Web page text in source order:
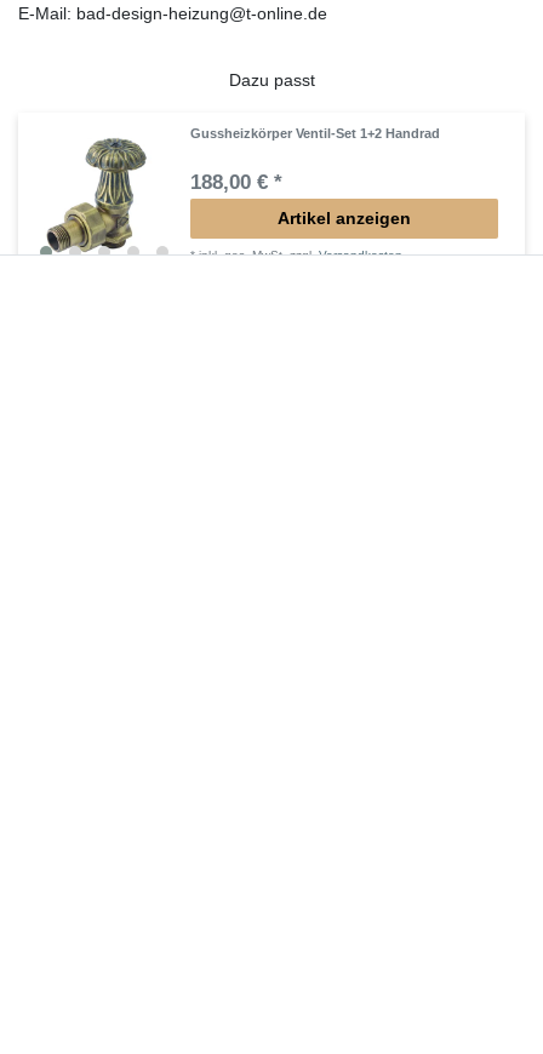
E-Mail: bad-design-heizung@t-online.de
Dazu passt
Gussheizkörper Ventil-Set 1+2 Handrad
188,00 € *
Artikel anzeigen
*inkl. ges. MwSt.zzgl.Versandkosten